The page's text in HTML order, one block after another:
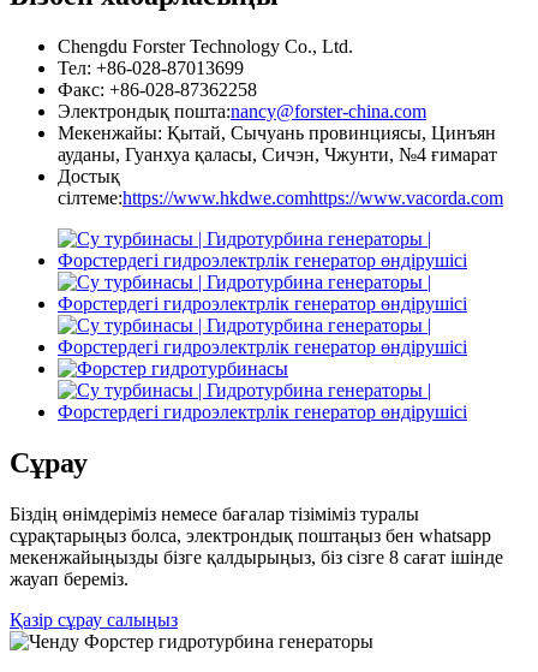
Chengdu Forster Technology Co., Ltd.
Тел: +86-028-87013699
Факс: +86-028-87362258
Электрондық пошта:nancy@forster-china.com
Мекенжайы: Қытай, Сычуань провинциясы, Цинъян
ауданы, Гуанхуа қаласы, Сичэн, Чжунти, №4 ғимарат
Достық
сілтеме:https://www.hkdwe.comhttps://www.vacorda.com
Сұрау
Біздің өнімдеріміз немесе бағалар тізіміміз туралы
сұрақтарыңыз болса, электрондық поштаңыз бен whatsapp
мекенжайыңызды бізге қалдырыңыз, біз сізге 8 сағат ішінде
жауап береміз.
Қазір сұрау салыңыз